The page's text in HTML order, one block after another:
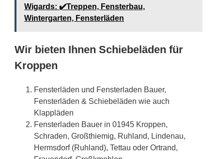
Wigards: ✔️Treppen, Fensterbau,
Wintergarten, Fensterläden
Wir bieten Ihnen Schiebeläden für
Kroppen
Fensterläden und Fensterladen Bauer,
Fensterläden & Schiebeläden wie auch
Klappläden
Fensterladen Bauer in 01945 Kroppen,
Schraden, Großthiemig, Ruhland, Lindenau,
Hermsdorf (Ruhland), Tettau oder Ortrand,